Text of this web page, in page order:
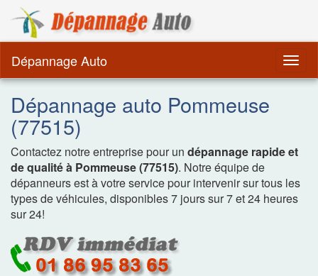
Dépannage Auto
Dépannage auto Pommeuse
(77515)
Contactez notre entreprise pour un dépannage rapide et
de qualité à Pommeuse (77515). Notre équipe de
dépanneurs est à votre service pour intervenir sur tous les
types de véhicules, disponibles 7 jours sur 7 et 24 heures
sur 24!